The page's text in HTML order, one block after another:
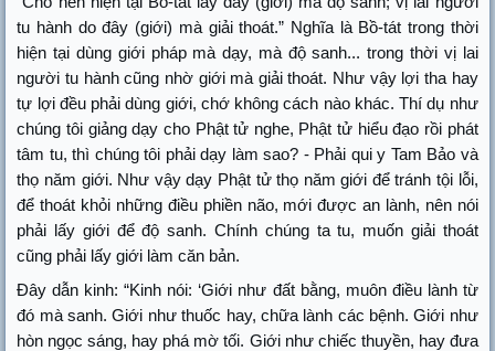
tu hành do đây (giới) mà giải thoát.” Nghĩa là Bồ-tát trong thời
hiện tại dùng giới pháp mà dạy, mà độ sanh... trong thời vị lai
người tu hành cũng nhờ giới mà giải thoát. Như vậy lợi tha hay
tự lợi đều phải dùng giới, chớ không cách nào khác. Thí dụ như
chúng tôi giảng dạy cho Phật tử nghe, Phật tử hiểu đạo rồi phát
tâm tu, thì chúng tôi phải dạy làm sao? - Phải qui y Tam Bảo và
thọ năm giới. Như vậy dạy Phật tử thọ năm giới để tránh tội lỗi,
để thoát khỏi những điều phiền não, mới được an lành, nên nói
phải lấy giới để độ sanh. Chính chúng ta tu, muốn giải thoát
cũng phải lấy giới làm căn bản.
Đây dẫn kinh: “Kinh nói: ‘Giới như đất bằng, muôn điều lành từ
đó mà sanh. Giới như thuốc hay, chữa lành các bệnh. Giới như
hòn ngọc sáng, hay phá mờ tối. Giới như chiếc thuyền, hay đưa